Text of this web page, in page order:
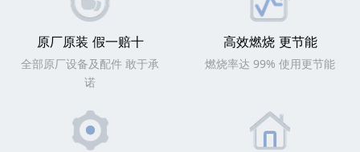
原厂原装 假一赔十
全部原厂设备及配件 敢于承
诺
高效燃烧 更节能
燃烧率达 99% 使用更节能